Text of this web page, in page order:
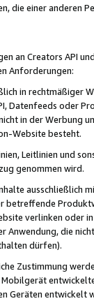
die einer anderen
an Creators API
Anforderungen:
in rechtmäßiger
Datenfeeds oder
in der Werbung
Website besteht.
Leitlinien und
genommen wird.
ausschließlich
betreffende
verlinken oder
Anwendung, die
dürfen).
Zustimmung
Geräten